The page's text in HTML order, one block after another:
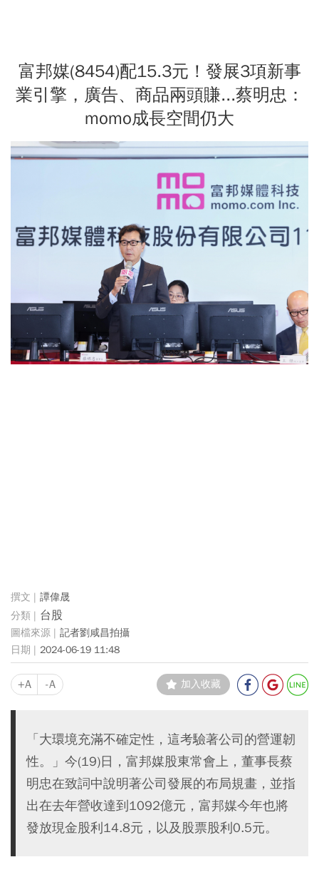
富邦媒(8454)配15.3元！發展3項新事
業引擎，廣告、商品兩頭賺...蔡明忠：
momo成長空間仍大
譚偉晟
台股
記者劉咸昌拍攝
2024-06-19 11:48
+A -A 加入收藏
「大環境充滿不確定性，這考驗著公司的營運韌
性。」今(19)日，富邦媒股東常會上，董事長蔡
明忠在致詞中說明著公司發展的布局規畫，並指
出在去年營收達到1092億元，富邦媒今年也將
發放現金股利14.8元，以及股票股利0.5元。